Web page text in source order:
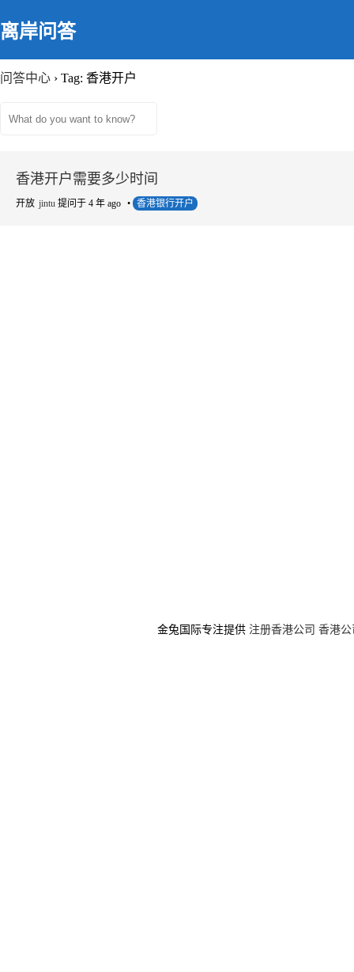
离岸问答
问答中心 › Tag: 香港开户
香港开户需要多少时间
开放 jintu 提问于 4 年 ago • 香港银行开户
金兔国际专注提供 注册香港公司 香港公